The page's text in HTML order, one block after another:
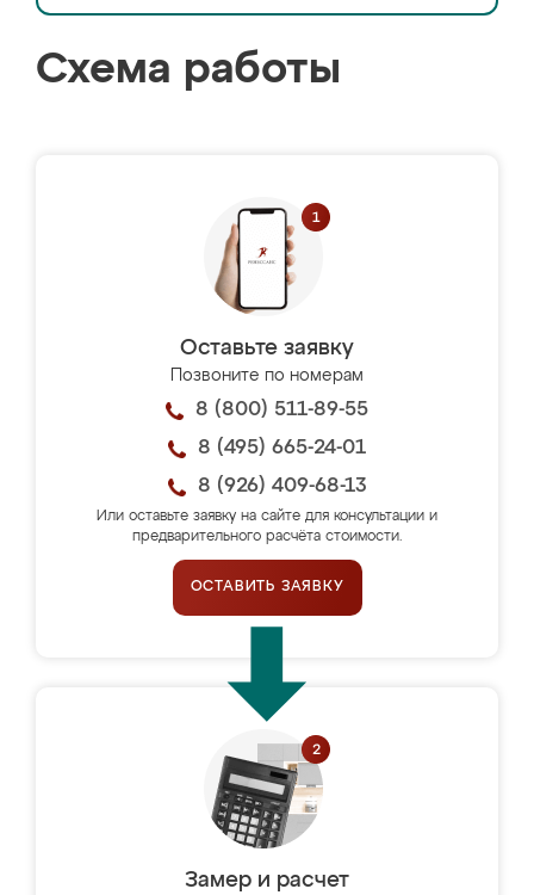
Схема работы
Оставьте заявку
Позвоните по номерам
8 (800) 511-89-55
8 (495) 665-24-01
8 (926) 409-68-13
Или оставьте заявку на сайте для консультации и
предварительного расчёта стоимости.
ОСТАВИТЬ ЗАЯВКУ
Замер и расчет